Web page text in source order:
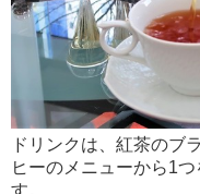
ドリンクは、紅茶のブ
ヒーのメニューから1
す。